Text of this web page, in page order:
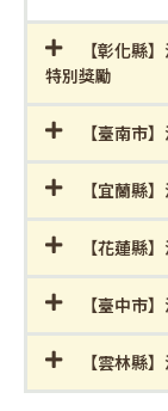
【彰化縣
特別獎勵
【臺南市
【宜蘭縣
【花蓮縣
【臺中市
【雲林縣